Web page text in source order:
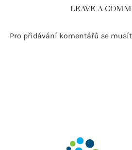
LEAVE A
Pro přidávání komentářů se